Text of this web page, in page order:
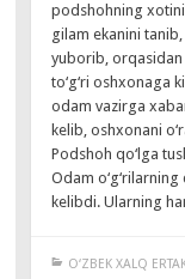
podshohning
gilam ekanini
yuborib, orqasidan
to‘g‘ri oshxonaga
odam vazirga
kelib, oshxonani
Podshoh qo‘lga
Odam
kelibdi. Ularning
O‘ZBEK XALQ